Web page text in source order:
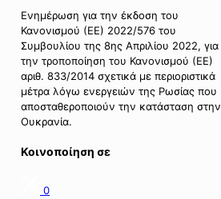
Ενημέρωση για την έκδοση του
Κανονισμού (ΕΕ) 2022/576 του
Συμβουλίου της 8ης Απριλίου 2022, για
την τροποποίηση του Κανονισμού (ΕΕ)
αριθ. 833/2014 σχετικά με περιοριστικά
μέτρα λόγω ενεργειών της Ρωσίας που
αποσταθεροποιούν την κατάσταση στην
Ουκρανία.
Κοινοποίηση σε
0